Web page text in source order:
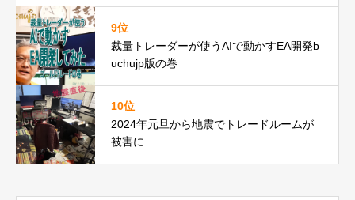
9位
裁量トレーダーが使うAIで動かすEA開発b
uchujp版の巻
10位
2024年元旦から地震でトレードルームが
被害に